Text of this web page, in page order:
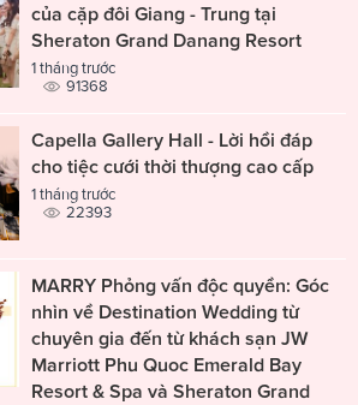
của cặp đôi Giang - Trung tại
Sheraton Grand Danang Resort
1 tháng trước
91368
Capella Gallery Hall - Lời hồi đáp
cho tiệc cưới thời thượng cao cấp
1 tháng trước
22393
MARRY Phỏng vấn độc quyền: Góc
nhìn về Destination Wedding từ
chuyên gia đến từ khách sạn JW
Marriott Phu Quoc Emerald Bay
Resort & Spa và Sheraton Grand